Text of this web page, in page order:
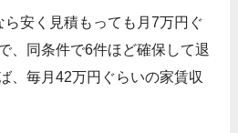
安く見積もっても月7万円ぐ
、同条件で6件ほど確保して退
、毎月42万円ぐらいの家賃収